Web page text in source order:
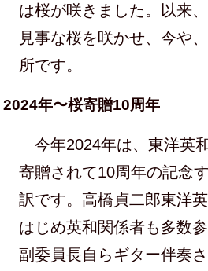
は桜が咲きました。以来
見事な桜を咲かせ、今や
所です。
2024年〜桜寄贈10周年
今年2024年は、東洋英
寄贈されて10周年の記念
訳です。高橋貞二郎東洋
はじめ英和関係者も多数
副委員長自らギター伴奏